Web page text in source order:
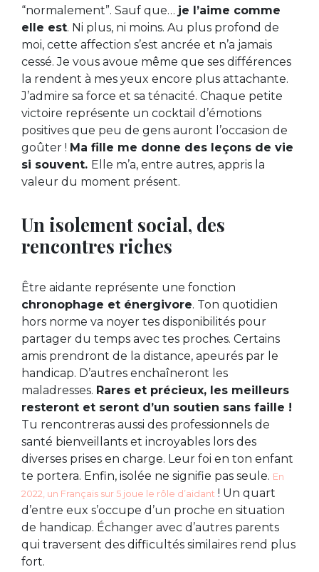
“normalement”. Sauf que… je l’aime comme
elle est. Ni plus, ni moins. Au plus profond de
moi, cette affection s’est ancrée et n’a jamais
cessé. Je vous avoue même que ses différences
la rendent à mes yeux encore plus attachante.
J’admire sa force et sa ténacité. Chaque petite
victoire représente un cocktail d’émotions
positives que peu de gens auront l’occasion de
goûter ! Ma fille me donne des leçons de vie
si souvent. Elle m’a, entre autres, appris la
valeur du moment présent.
Un isolement social, des
rencontres riches
Être aidante représente une fonction
chronophage et énergivore. Ton quotidien
hors norme va noyer tes disponibilités pour
partager du temps avec tes proches. Certains
amis prendront de la distance, apeurés par le
handicap. D’autres enchaîneront les
maladresses. Rares et précieux, les meilleurs
resteront et seront d’un soutien sans faille !
Tu rencontreras aussi des professionnels de
santé bienveillants et incroyables lors des
diverses prises en charge. Leur foi en ton enfant
te portera. Enfin, isolée ne signifie pas seule. En
2022, un Français sur 5 joue le rôle d’aidant ! Un quart
d’entre eux s’occupe d’un proche en situation
de handicap. Échanger avec d’autres parents
qui traversent des difficultés similaires rend plus
fort.